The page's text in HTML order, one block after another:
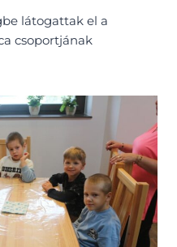
látogattak el a
csoportjának